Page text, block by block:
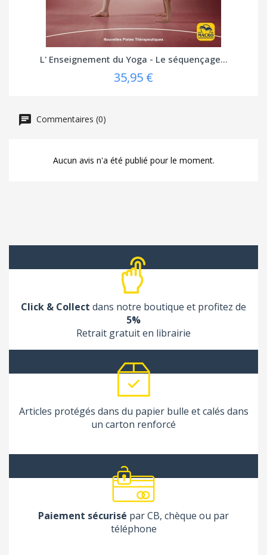
L' Enseignement du Yoga - Le séquençage...
35,95 €
Commentaires (0)
Aucun avis n'a été publié pour le moment.
Click & Collect dans notre boutique et profitez de
5%
Retrait gratuit en librairie
Articles protégés dans du papier bulle et calés dans
un carton renforcé
Paiement sécurisé par CB, chèque ou par
téléphone